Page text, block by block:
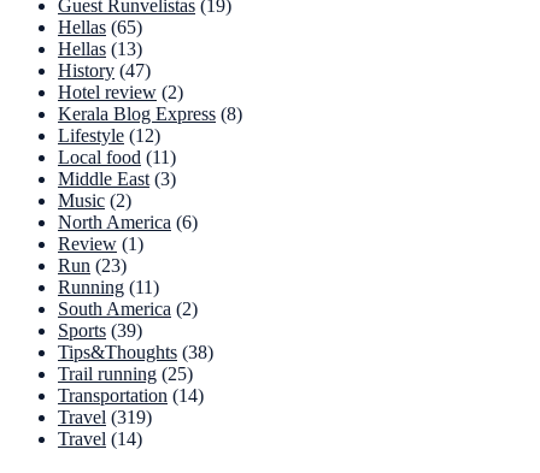
Guest Runvelistas (19)
Hellas (65)
Hellas (13)
History (47)
Hotel review (2)
Kerala Blog Express (8)
Lifestyle (12)
Local food (11)
Middle East(3)
Music (2)
North America (6)
Review (1)
Run (23)
Running (11)
South America (2)
Sports (39)
Tips&Thoughts (38)
Trail running (25)
Transportation (14)
Travel (319)
Travel (14)